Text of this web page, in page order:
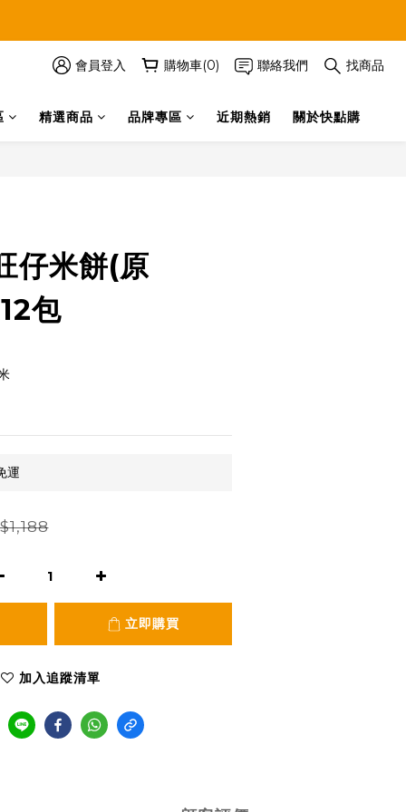
會員登入 購物車(0) 聯絡我們 找商品
精選商品 品牌專區 近期熱銷 關於快點購
仔米餅(原
包
運
立即購買
加入追蹤清單